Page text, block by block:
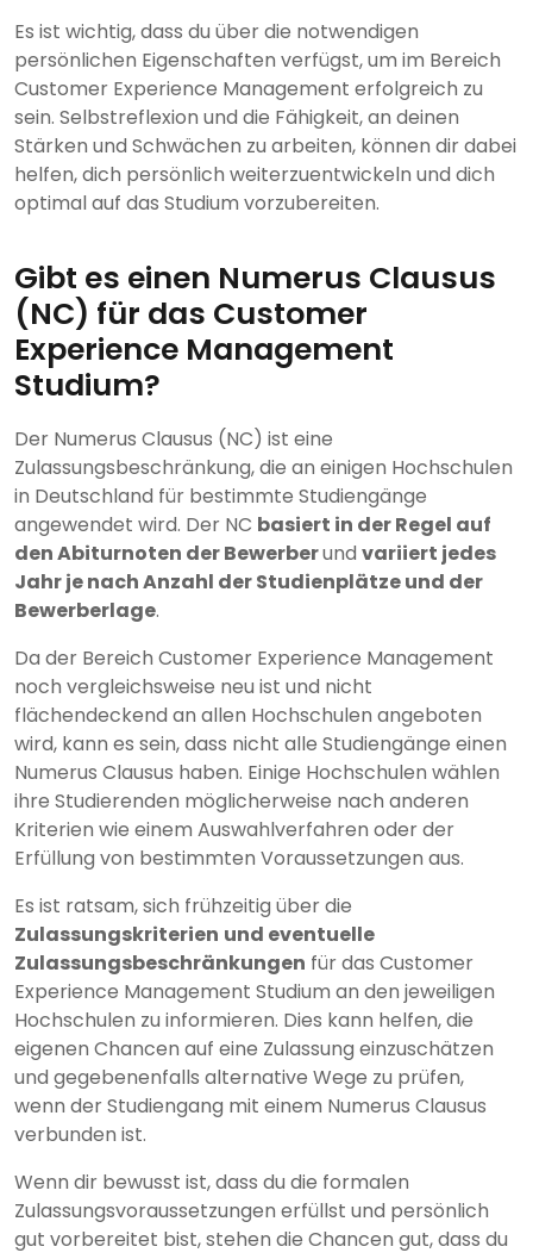
Es ist wichtig, dass du über die notwendigen
persönlichen Eigenschaften verfügst, um im Bereich
Customer Experience Management erfolgreich zu
sein. Selbstreflexion und die Fähigkeit, an deinen
Stärken und Schwächen zu arbeiten, können dir dabei
helfen, dich persönlich weiterzuentwickeln und dich
optimal auf das Studium vorzubereiten.
Gibt es einen Numerus Clausus
(NC) für das Customer
Experience Management
Studium?
Der Numerus Clausus (NC) ist eine
Zulassungsbeschränkung, die an einigen Hochschulen
in Deutschland für bestimmte Studiengänge
angewendet wird. Der NC basiert in der Regel auf
den Abiturnoten der Bewerberund variiert jedes
Jahr je nach Anzahl der Studienplätze und der
Bewerberlage.
Da der Bereich Customer Experience Management
noch vergleichsweise neu ist und nicht
flächendeckend an allen Hochschulen angeboten
wird, kann es sein, dass nicht alle Studiengänge einen
Numerus Clausus haben. Einige Hochschulen wählen
ihre Studierenden möglicherweise nach anderen
Kriterien wie einem Auswahlverfahren oder der
Erfüllung von bestimmten Voraussetzungen aus.
Es ist ratsam, sich frühzeitig über die
Zulassungskriterien und eventuelle
Zulassungsbeschränkungen für das Customer
Experience Management Studium an den jeweiligen
Hochschulen zu informieren. Dies kann helfen, die
eigenen Chancen auf eine Zulassung einzuschätzen
und gegebenenfalls alternative Wege zu prüfen,
wenn der Studiengang mit einem Numerus Clausus
verbunden ist.
Wenn dir bewusst ist, dass du die formalen
Zulassungsvoraussetzungen erfüllst und persönlich
gut vorbereitet bist, stehen die Chancen gut, dass du